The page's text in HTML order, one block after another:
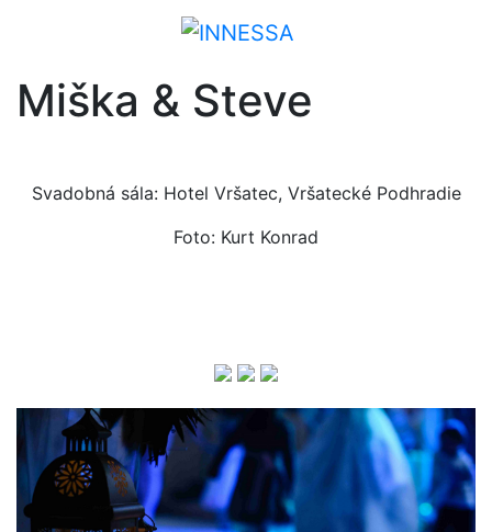
Miška & Steve
Svadobná sála: Hotel Vršatec, Vršatecké Podhradie
Foto: Kurt Konrad